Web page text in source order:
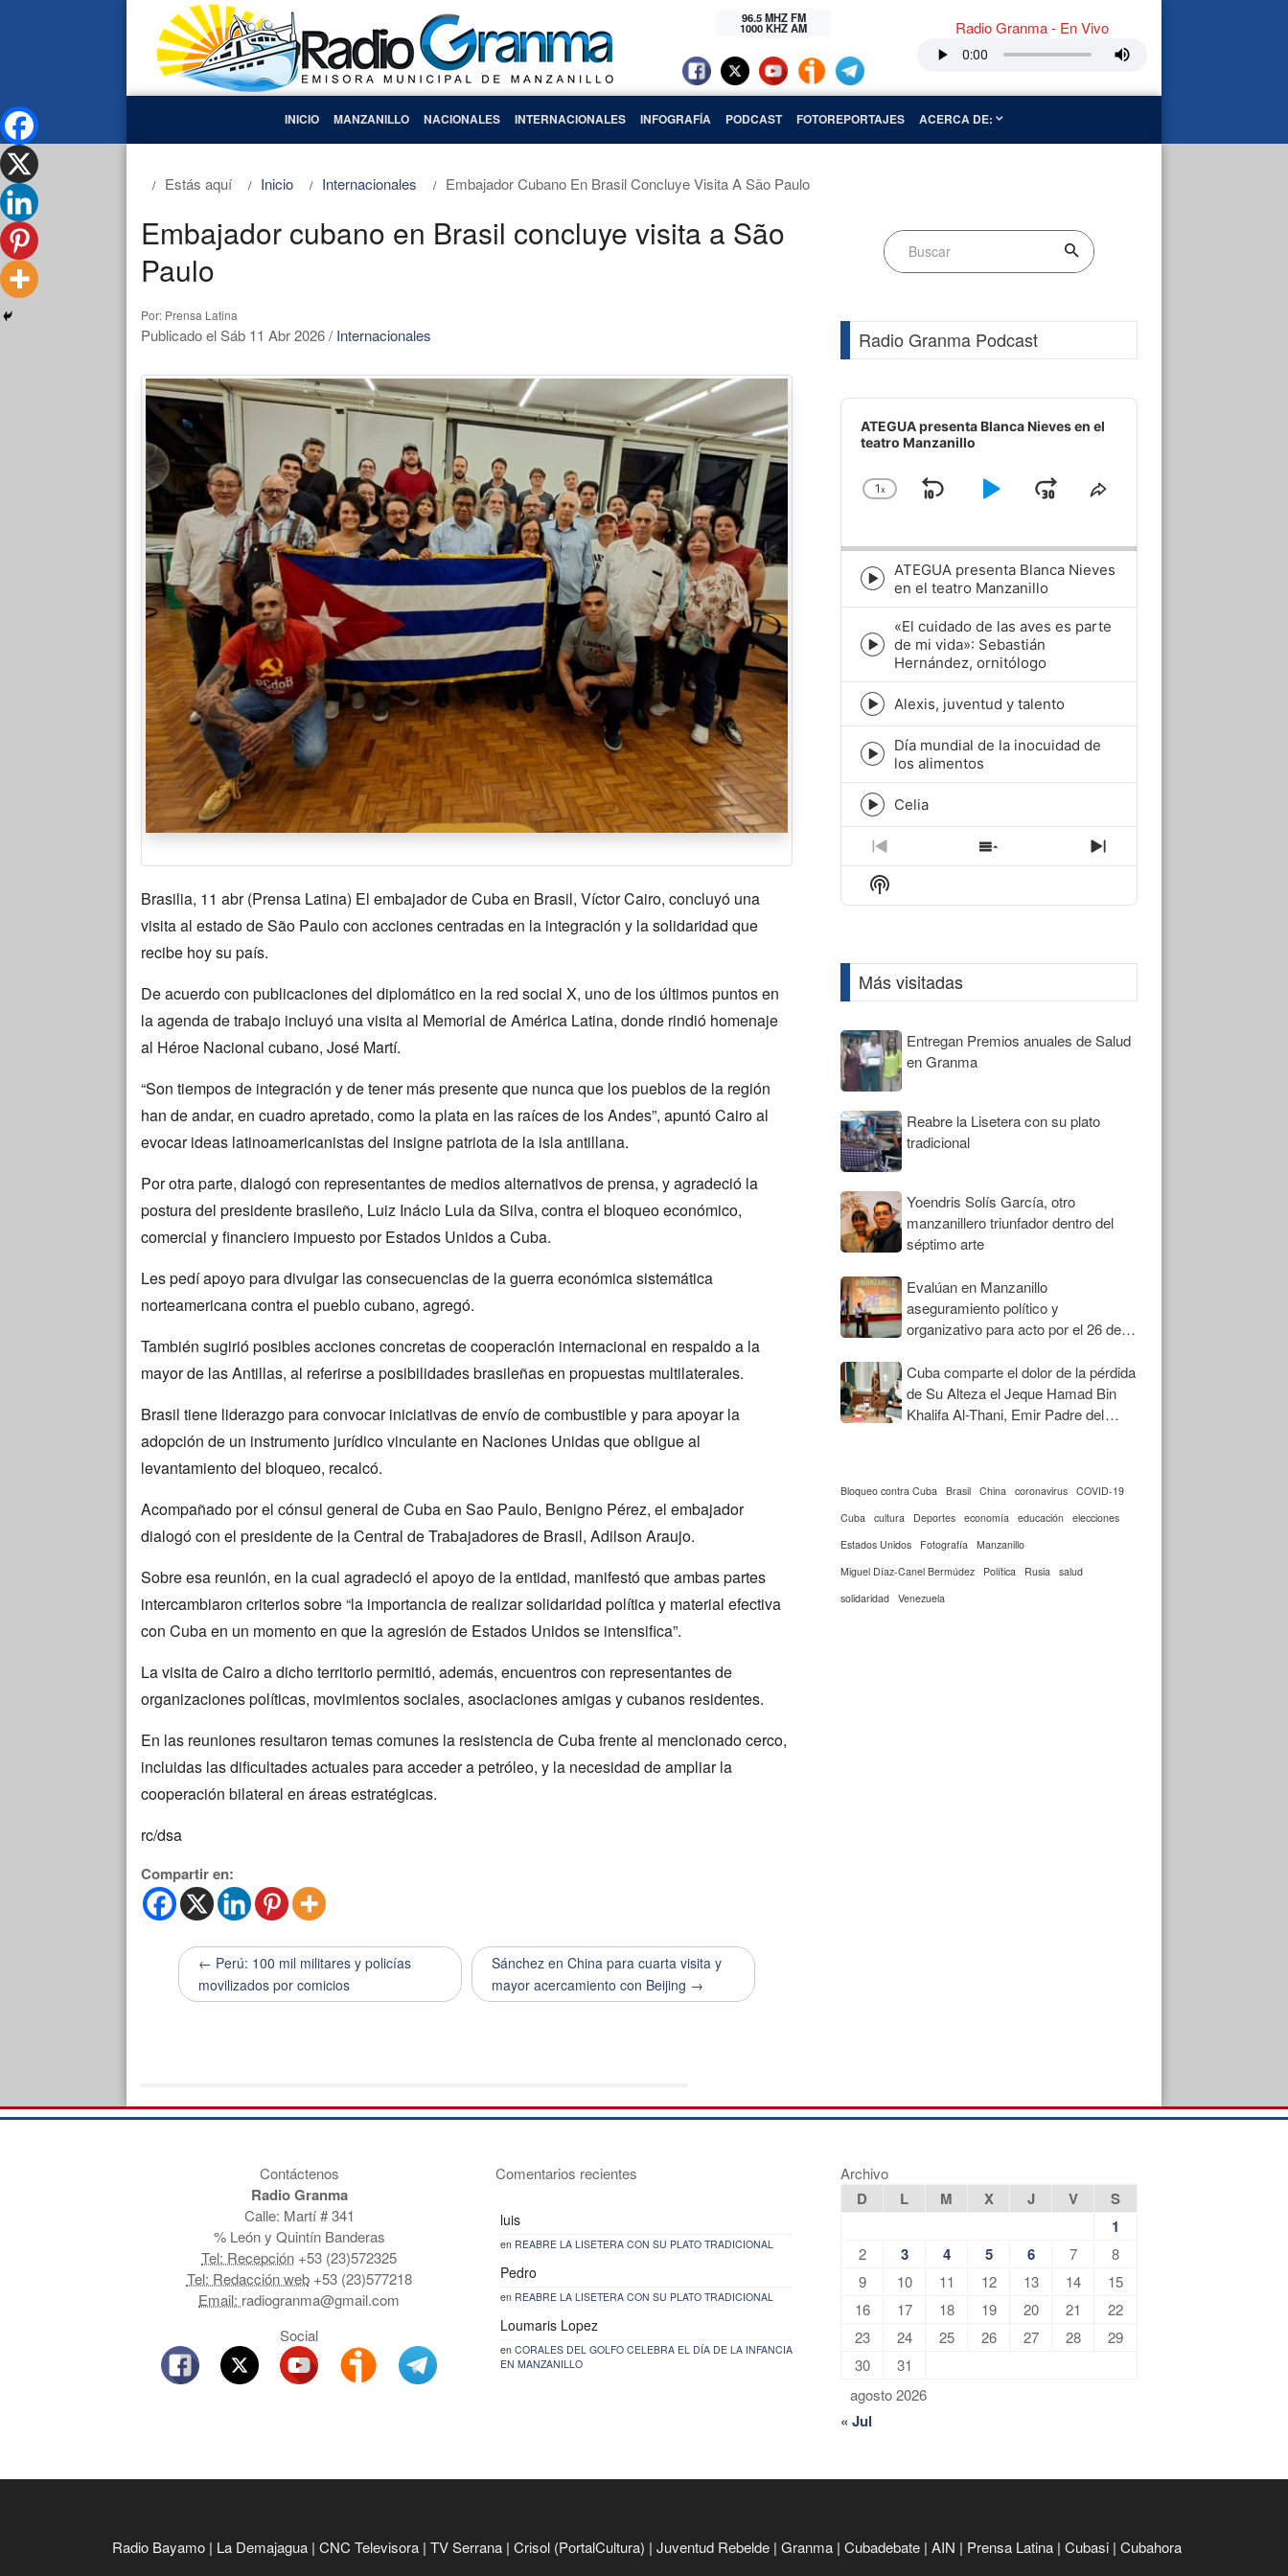
96.5 MHZ FM
1000 KHZ AM Radio Granma - En Vivo
INICIO MANZANILLO NACIONALES INTERNACIONALES INFOGRAFÍA PODCAST FOTOREPORTAJES ACERCA DE:
Estás aquí Inicio Internacionales Embajador Cubano En Brasil Concluye Visita A São Paulo
Embajador cubano en Brasil concluye visita a São
Paulo
Por: Prensa Latina
Publicado el Sáb 11 Abr 2026/ Internacionales
Brasilia, 11 abr (Prensa Latina) El embajador de Cuba en Brasil, Víctor Cairo, concluyó una
visita al estado de São Paulo con acciones centradas en la integración y la solidaridad que
recibe hoy su país.
De acuerdo con publicaciones del diplomático en la red social X, uno de los últimos puntos en
la agenda de trabajo incluyó una visita al Memorial de América Latina, donde rindió homenaje
al Héroe Nacional cubano, José Martí.
“Son tiempos de integración y de tener más presente que nunca que los pueblos de la región
han de andar, en cuadro apretado, como la plata en las raíces de los Andes”, apuntó Cairo al
evocar ideas latinoamericanistas del insigne patriota de la isla antillana.
Por otra parte, dialogó con representantes de medios alternativos de prensa, y agradeció la
postura del presidente brasileño, Luiz Inácio Lula da Silva, contra el bloqueo económico,
comercial y financiero impuesto por Estados Unidos a Cuba.
Les pedí apoyo para divulgar las consecuencias de la guerra económica sistemática
norteamericana contra el pueblo cubano, agregó.
También sugirió posibles acciones concretas de cooperación internacional en respaldo a la
mayor de las Antillas, al referirse a posibilidades brasileñas en propuestas multilaterales.
Brasil tiene liderazgo para convocar iniciativas de envío de combustible y para apoyar la
adopción de un instrumento jurídico vinculante en Naciones Unidas que obligue al
levantamiento del bloqueo, recalcó.
Acompañado por el cónsul general de Cuba en Sao Paulo, Benigno Pérez, el embajador
dialogó con el presidente de la Central de Trabajadores de Brasil, Adilson Araujo.
Sobre esa reunión, en la cual agradeció el apoyo de la entidad, manifestó que ambas partes
intercambiaron criterios sobre “la importancia de realizar solidaridad política y material efectiva
con Cuba en un momento en que la agresión de Estados Unidos se intensifica”.
La visita de Cairo a dicho territorio permitió, además, encuentros con representantes de
organizaciones políticas, movimientos sociales, asociaciones amigas y cubanos residentes.
En las reuniones resultaron temas comunes la resistencia de Cuba frente al mencionado cerco,
incluidas las dificultades actuales para acceder a petróleo, y la necesidad de ampliar la
cooperación bilateral en áreas estratégicas.
rc/dsa
Compartir en:
← Perú: 100 mil militares y policías
movilizados por comicios
Sánchez en China para cuarta visita y
mayor acercamiento con Beijing →
Radio Granma Podcast
Audio
Player
ATEGUA presenta Blanca Nieves en el
teatro Manzanillo
Change
1x
SkipPlayJumpShare
Episode
play
icon
ATEGUA presenta Blanca Nieves
en el teatro Manzanillo
Episode
play
icon
«El cuidado de las aves es parte
de mi vida»: Sebastián
Hernández, ornitólogo
Episode
play
icon
Alexis, juventud y talento
Episode
play
icon
Día mundial de la inocuidad de
los alimentos
Episode
play
icon
Celia
Previous
Episode
Show
Episodes
Next
Episode
Show
Podcast
Más visitadas
Entregan Premios anuales de Salud
en Granma
Reabre la Lisetera con su plato
tradicional
Yoendris Solís García, otro
manzanillero triunfador dentro del
séptimo arte
Evalúan en Manzanillo
aseguramiento político y
organizativo para acto por el 26 de
Cuba comparte el dolor de la pérdida
de Su Alteza el Jeque Hamad Bin
Khalifa Al-Thani, Emir Padre del
Bloqueo contra Cuba Brasil China coronavirus COVID-19
Cuba
cultura Deportes economía educación elecciones
Estados Unidos
Fotografía
Manzanillo
Miguel Díaz-Canel Bermúdez
Política Rusia
salud
solidaridad Venezuela
Contáctenos
Radio Granma
Calle: Martí # 341
% León y Quintín Banderas
Tel: Recepción +53 (23)572325
Tel: Redacción web+53 (23)577218
Email: radiogranma@gmail.com
Social
Comentarios recientes
luis
en REABRE LA LISETERA CON SU PLATO TRADICIONAL
Pedro
en REABRE LA LISETERA CON SU PLATO TRADICIONAL
Loumaris Lopez
en CORALES DEL GOLFO CELEBRA EL DÍA DE LA INFANCIA
EN MANZANILLO
Archivo
agosto 2026
D L M X J V
S
1
2 3 4 5 6 7
8
9
10 11 12 13 14
15
16
17 18 19 20 21
22
23
24 25 26 27 28
29
30
31
« Jul
Radio Bayamo | La Demajagua | CNC Televisora | TV Serrana | Crisol (PortalCultura) | Juventud Rebelde | Granma | Cubadebate | AIN | Prensa Latina | Cubasi | Cubahora